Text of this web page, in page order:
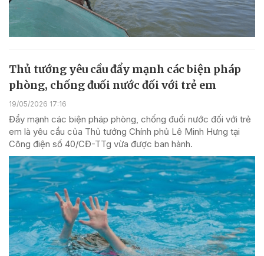
Thủ tướng yêu cầu đẩy mạnh các biện pháp
phòng, chống đuối nước đối với trẻ em
19/05/2026 17:16
Đẩy mạnh các biện pháp phòng, chống đuối nước đối với trẻ
em là yêu cầu của Thủ tướng Chính phủ Lê Minh Hưng tại
Công điện số 40/CĐ-TTg vừa được ban hành.